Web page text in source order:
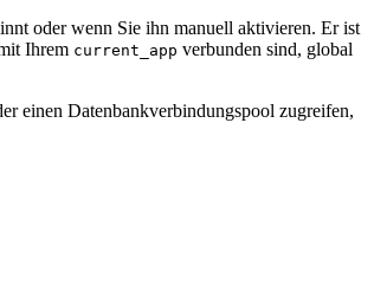
oder wenn Sie ihn manuell aktivieren. Er ist
Ihrem current_app verbunden sind, global
einen Datenbankverbindungspool zugreifen,